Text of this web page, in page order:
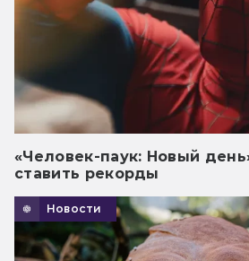
«Человек-паук: Новый
ставить рекорды
Новости